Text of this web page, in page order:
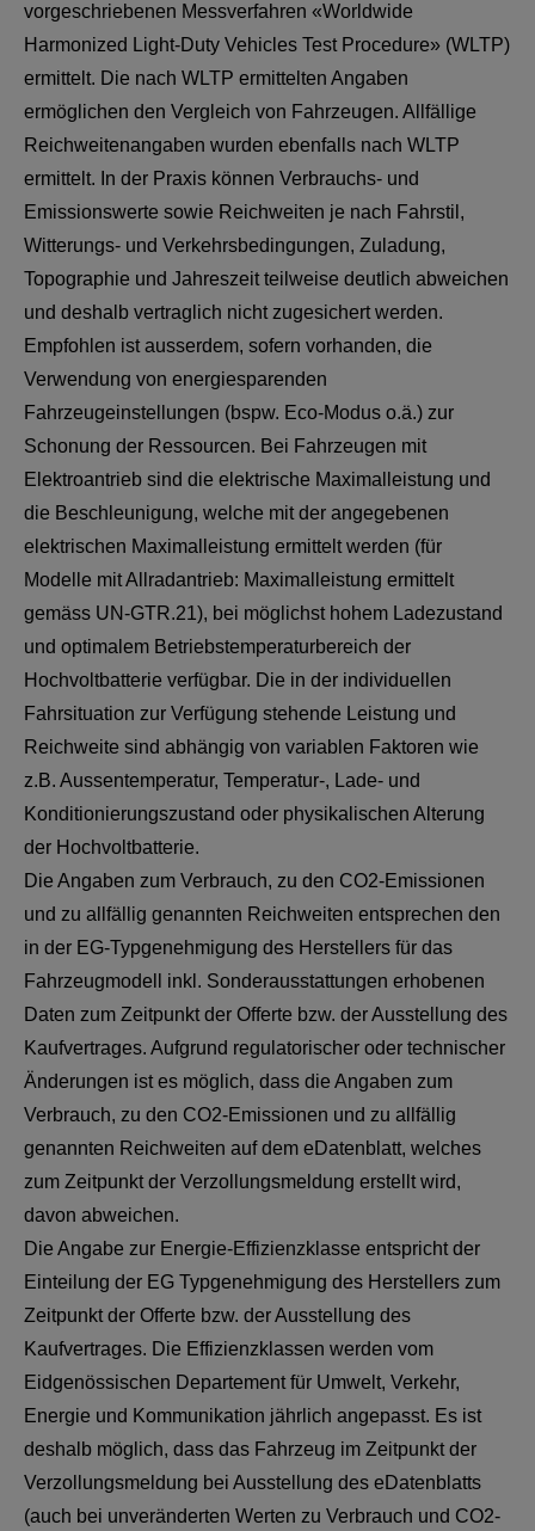
vorgeschriebenen Messverfahren «Worldwide
Harmonized Light-Duty Vehicles Test Procedure» (WLTP)
ermittelt. Die nach WLTP ermittelten Angaben
ermöglichen den Vergleich von Fahrzeugen. Allfällige
Reichweitenangaben wurden ebenfalls nach WLTP
ermittelt. In der Praxis können Verbrauchs- und
Emissionswerte sowie Reichweiten je nach Fahrstil,
Witterungs- und Verkehrsbedingungen, Zuladung,
Topographie und Jahreszeit teilweise deutlich abweichen
und deshalb vertraglich nicht zugesichert werden.
Empfohlen ist ausserdem, sofern vorhanden, die
Verwendung von energiesparenden
Fahrzeugeinstellungen (bspw. Eco-Modus o.ä.) zur
Schonung der Ressourcen. Bei Fahrzeugen mit
Elektroantrieb sind die elektrische Maximalleistung und
die Beschleunigung, welche mit der angegebenen
elektrischen Maximalleistung ermittelt werden (für
Modelle mit Allradantrieb: Maximalleistung ermittelt
gemäss UN-GTR.21), bei möglichst hohem Ladezustand
und optimalem Betriebstemperaturbereich der
Hochvoltbatterie verfügbar. Die in der individuellen
Fahrsituation zur Verfügung stehende Leistung und
Reichweite sind abhängig von variablen Faktoren wie
z.B. Aussentemperatur, Temperatur-, Lade- und
Konditionierungszustand oder physikalischen Alterung
der Hochvoltbatterie.
Die Angaben zum Verbrauch, zu den CO2-Emissionen
und zu allfällig genannten Reichweiten entsprechen den
in der EG-Typgenehmigung des Herstellers für das
Fahrzeugmodell inkl. Sonderausstattungen erhobenen
Daten zum Zeitpunkt der Offerte bzw. der Ausstellung des
Kaufvertrages. Aufgrund regulatorischer oder technischer
Änderungen ist es möglich, dass die Angaben zum
Verbrauch, zu den CO2-Emissionen und zu allfällig
genannten Reichweiten auf dem eDatenblatt, welches
zum Zeitpunkt der Verzollungsmeldung erstellt wird,
davon abweichen.
Die Angabe zur Energie-Effizienzklasse entspricht der
Einteilung der EG Typgenehmigung des Herstellers zum
Zeitpunkt der Offerte bzw. der Ausstellung des
Kaufvertrages. Die Effizienzklassen werden vom
Eidgenössischen Departement für Umwelt, Verkehr,
Energie und Kommunikation jährlich angepasst. Es ist
deshalb möglich, dass das Fahrzeug im Zeitpunkt der
Verzollungsmeldung bei Ausstellung des eDatenblatts
(auch bei unveränderten Werten zu Verbrauch und CO2-